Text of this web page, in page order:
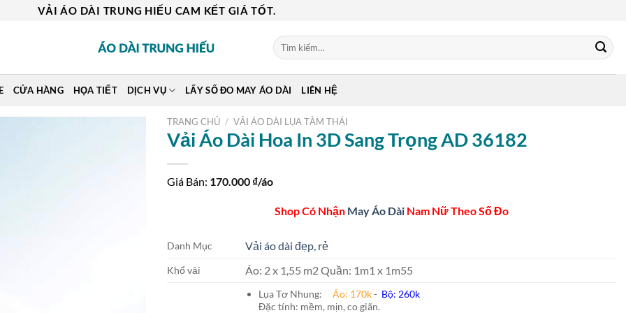
VẢI ÁO DÀI TRUNG HIẾU CAM KẾT GIÁ TỐT.
Tìm
kiếm:
CỬA HÀNG HỌA TIẾT DỊCH VỤ LẤY SỐ ĐO MAY ÁO DÀI LIÊN HỆ
TRANG CHỦ / VẢI ÁO DÀI LỤA TẰM THÁI
Vải Áo Dài Hoa In 3D Sang Trọng AD 36182
Giá Bán: 170.000 ₫/áo
Shop Có Nhận May Áo DàiNam Nữ Theo Số Đo
Danh Mục Vải áo dài đẹp, rẻ
Khổ vải Áo: 2 x 1,55 m2 Quần: 1m1 x 1m55
Lụa Tơ Nhung: Áo: 170k- Bộ: 260k
Đặc tính: mềm, mịn, co giãn.